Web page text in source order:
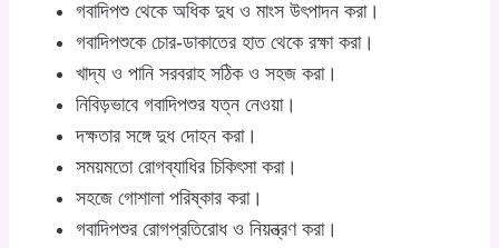
গবাদিপশু থেকে অধিক দুধ ও মাংস উৎপাদন করা।
গবাদিপশুকে চোর-ডাকাতের হাত থেকে রক্ষা করা।
খাদ্য ও পানি সরবরাহ সঠিক ও সহজ করা।
নিবিড়ভাবে গবাদিপশুর যত্ন নেওয়া।
দক্ষতার সঙ্গে দুধ দোহন করা।
সময়মতো রোগব্যাধির চিকিৎসা করা।
সহজে গোশালা পরিষ্কার করা।
গবাদিপশুর রোগপ্রতিরোধ ও নিয়ন্ত্রণ করা।